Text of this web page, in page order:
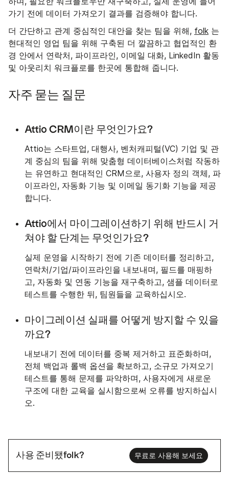
가기 전에 데이터 가져오기 결과를 검증해야 합니다.
더 간단하고 관계 중심적인 대안을 찾는 팀을 위해, folk 는
현대적인 영업 팀을 위해 구축된 더 깔끔하고 협업적인 환
경 안에서 연락처, 파이프라인, 이메일 대화, LinkedIn 활동
및 아웃리치 워크플로를 한곳에 통합해 줍니다.
자주 묻는 질문
Attio CRM이란 무엇인가요?
Attio는 스타트업, 대행사, 벤처캐피털(VC) 기업 및 관
계 중심의 팀을 위해 맞춤형 데이터베이스처럼 작동하
는 유연하고 현대적인 CRM으로, 사용자 정의 객체, 파
이프라인, 자동화 기능 및 이메일 동기화 기능을 제공
합니다.
Attio에서 마이그레이션하기 위해 반드시 거
쳐야 할 단계는 무엇인가요?
실제 운영을 시작하기 전에 기존 데이터를 정리하고,
연락처/기업/파이프라인을 내보내며, 필드를 매핑하
고, 자동화 및 연동 기능을 재구축하고, 샘플 데이터로
테스트를 수행한 뒤, 팀원들을 교육하십시오.
마이그레이션 실패를 어떻게 방지할 수 있을
까요?
내보내기 전에 데이터를 중복 제거하고 표준화하며,
전체 백업과 롤백 옵션을 확보하고, 소규모 가져오기
테스트를 통해 문제를 파악하며, 사용자에게 새로운
구조에 대한 교육을 실시함으로써 오류를 방지하십시
오.
사용 준비됐folk? 무료로 사용해 보세요